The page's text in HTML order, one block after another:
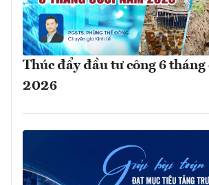
Thúc đẩy đầu tư công 6
2026